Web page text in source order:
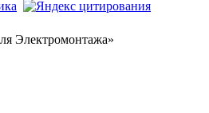
Электромонтажа»